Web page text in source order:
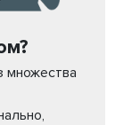
множества